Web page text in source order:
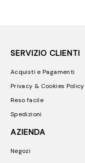
SERVIZIO CLIENTI
Acquisti e Pagamenti
Privacy & Cookies Policy
Reso facile
Spedizioni
AZIENDA
Negozi